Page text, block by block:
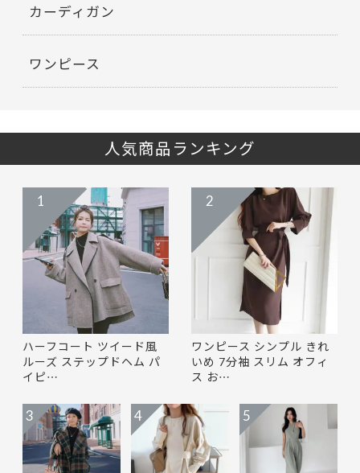
カーディガン
ワンピース
人気商品ランキング
ハーフコート ツイード風
ルーズ ステップドヘム パ
イピ…
1
ワンピース シンプル きれ
いめ 7分袖 スリム オフィ
ス お…
2
3 4 5